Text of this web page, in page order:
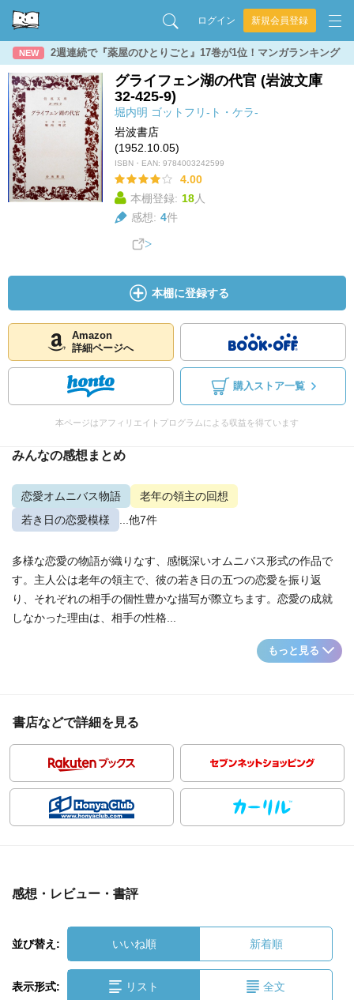
ログイン 新規会員登録
NEW 2週連続で『薬屋のひとりごと』17巻が1位！マンガランキング
グライフェン湖の代官 (岩波文庫
32-425-9)
堀内明 ゴットフリ-ト・ケラ-
岩波書店
(1952.10.05)
ISBN・EAN: 9784003242599
4.00
本棚登録: 18人
感想: 4件
本棚に登録する
Amazon
詳細ページへ
購入ストア一覧
本ページはアフィリエイトプログラムによる収益を得ています
みんなの感想まとめ
恋愛オムニバス物語
老年の領主の回想
若き日の恋愛模様
...他7件
多様な恋愛の物語が織りなす、感慨深いオムニバス形式の作品で
す。主人公は老年の領主で、彼の若き日の五つの恋愛を振り返
り、それぞれの相手の個性豊かな描写が際立ちます。恋愛の成就
しなかった理由は、相手の性格...
もっと見る
書店などで詳細を見る
感想・レビュー・書評
並び替え: いいね順 新着順
表示形式: リスト 全文